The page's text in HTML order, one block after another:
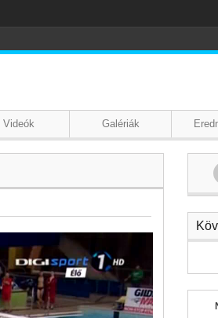
Videók Galériák